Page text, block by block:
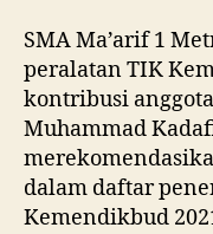
SMA Ma’arif 1
peralatan TIK
kontribusi
Muhammad
dalam daftar
Kemendikbud